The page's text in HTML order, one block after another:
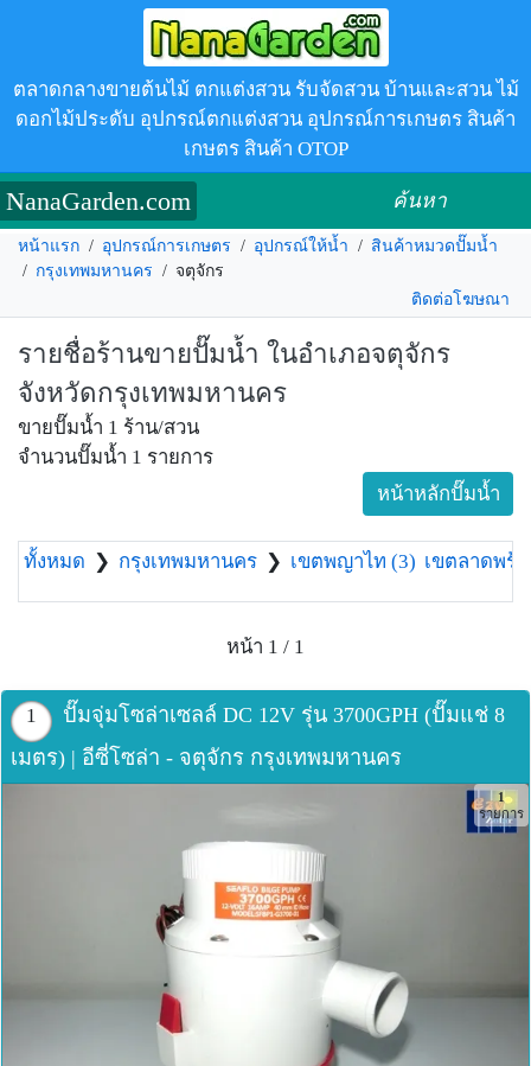
ตลาดกลางขายต้นไม้ ตกแต่งสวน รับจัดสวน บ้านและสวน ไม้
ดอกไม้ประดับ อุปกรณ์ตกแต่งสวน อุปกรณ์การเกษตร สินค้า
เกษตร สินค้า OTOP
NanaGarden.com ค้นหา
หน้าแรก / อุปกรณ์การเกษตร / อุปกรณ์ให้น้ำ / สินค้าหมวดปั๊มน้ำ
/ กรุงเทพมหานคร / จตุจักร
ติดต่อโฆษณา
รายชื่อร้านขายปั๊มน้ำ ในอำเภอจตุจักร
จังหวัดกรุงเทพมหานคร
ขายปั๊มน้ำ 1 ร้าน/สวน
จำนวนปั๊มน้ำ 1 รายการ
หน้าหลักปั๊มน้ำ
ทั้งหมด ❯ กรุงเทพมหานคร ❯ เขตพญาไท (3) เขตลาดพร้า
หน้า 1 / 1
1
ปั๊มจุ่มโซล่าเซลล์ DC 12V รุ่น 3700GPH (ปั๊มแช่ 8
เมตร) | อีซี่โซล่า - จตุจักร กรุงเทพมหานคร
1
รายการ